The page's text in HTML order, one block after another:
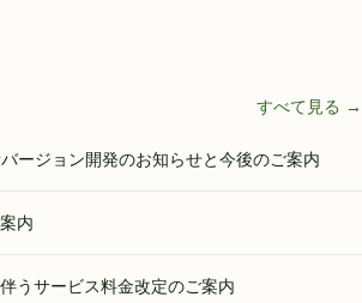
すべて見る →
ージョン開発のお知らせと今後のご案内
内
うサービス料金改定のご案内